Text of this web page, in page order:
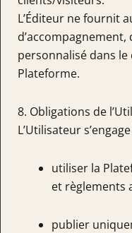
L’Éditeur ne fournit
personnalisé dans le
Plateforme.
8. Obligations de
L’Utilisateur
utiliser la
et règlements
publier